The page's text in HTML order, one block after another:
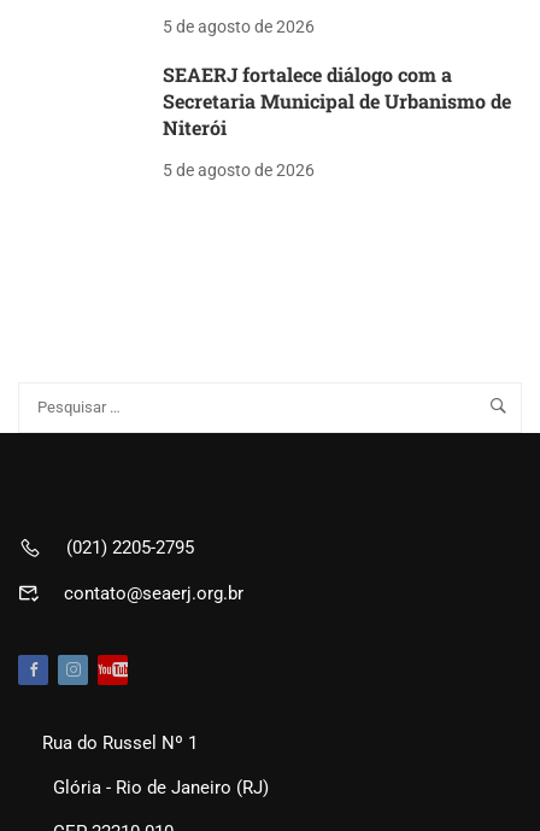
5 de agosto de 2026
SEAERJ fortalece diálogo com a
Secretaria Municipal de Urbanismo de
Niterói
5 de agosto de 2026
(021) 2205-2795
contato@seaerj.org.br
Rua do Russel Nº 1
Glória - Rio de Janeiro (RJ)